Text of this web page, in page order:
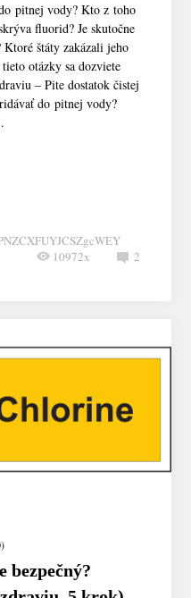
pitnej vody? Kto z toho
fluorid? Je skutočne
štáty zakázali jeho
otázky sa dozviete
– Pite dostatok čistej
do pitnej vody?
2
10972x
bezpečný?